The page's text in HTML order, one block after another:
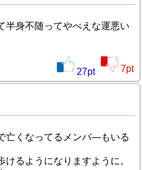
半身不随ってやべえな運悪い
27pt 7pt
亡くなってるメンバ―もいる
るようになりますように。